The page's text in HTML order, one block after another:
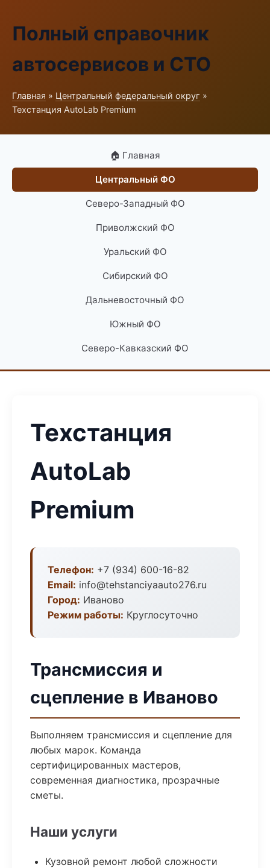
Полный справочник
автосервисов и СТО
Главная » Центральный федеральный округ »
Техстанция AutoLab Premium
🏠 Главная
Центральный ФО
Северо-Западный ФО
Приволжский ФО
Уральский ФО
Сибирский ФО
Дальневосточный ФО
Южный ФО
Северо-Кавказский ФО
Техстанция
AutoLab
Premium
Телефон: +7 (934) 600-16-82
Email: info@tehstanciyaauto276.ru
Город: Иваново
Режим работы: Круглосуточно
Трансмиссия и
сцепление в Иваново
Выполняем трансмиссия и сцепление для
любых марок. Команда
сертифицированных мастеров,
современная диагностика, прозрачные
сметы.
Наши услуги
Кузовной ремонт любой сложности